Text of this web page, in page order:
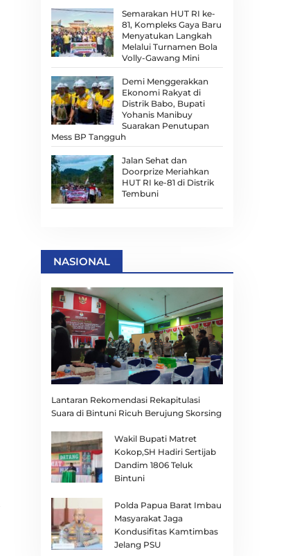
Semarakan HUT RI ke-
81, Kompleks Gaya Baru
Menyatukan Langkah
Melalui Turnamen Bola
Volly-Gawang Mini
Demi Menggerakkan
Ekonomi Rakyat di
Distrik Babo, Bupati
Yohanis Manibuy
Suarakan Penutupan
Mess BP Tangguh
Jalan Sehat dan
Doorprize Meriahkan
HUT RI ke-81 di Distrik
Tembuni
NASIONAL
Lantaran Rekomendasi Rekapitulasi
Suara di Bintuni Ricuh Berujung Skorsing
Wakil Bupati Matret
Kokop,SH Hadiri Sertijab
Dandim 1806 Teluk
Bintuni
Polda Papua Barat Imbau
Masyarakat Jaga
Kondusifitas Kamtimbas
Jelang PSU